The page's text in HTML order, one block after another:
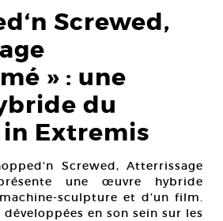
Screwed,
» : une
du
Extremis
Screwed, Atterrissage
une œuvre hybride
sculpture et d’un film.
en son sein sur les